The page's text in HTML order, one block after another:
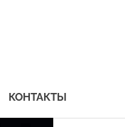
КОНТАКТЫ